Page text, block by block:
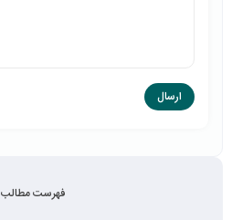
فهرست مطالب